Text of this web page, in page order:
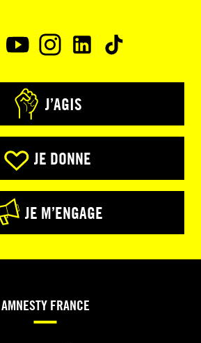
J’AGIS
JE DONNE
JE M’ENGAGE
AMNESTY FRANCE